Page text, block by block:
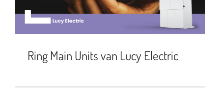
Ring Main Units van Lucy Electric